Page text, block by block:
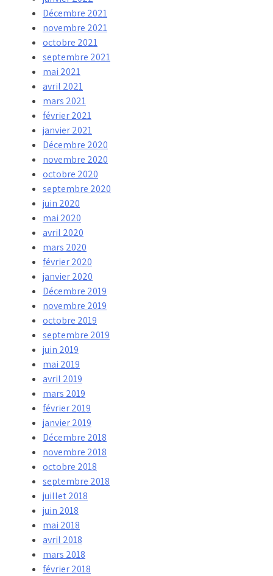
Décembre 2021
novembre 2021
octobre 2021
septembre 2021
mai 2021
avril 2021
mars 2021
février 2021
janvier 2021
Décembre 2020
novembre 2020
octobre 2020
septembre 2020
juin 2020
mai 2020
avril 2020
mars 2020
février 2020
janvier 2020
Décembre 2019
novembre 2019
octobre 2019
septembre 2019
juin 2019
mai 2019
avril 2019
mars 2019
février 2019
janvier 2019
Décembre 2018
novembre 2018
octobre 2018
septembre 2018
juillet 2018
juin 2018
mai 2018
avril 2018
mars 2018
février 2018